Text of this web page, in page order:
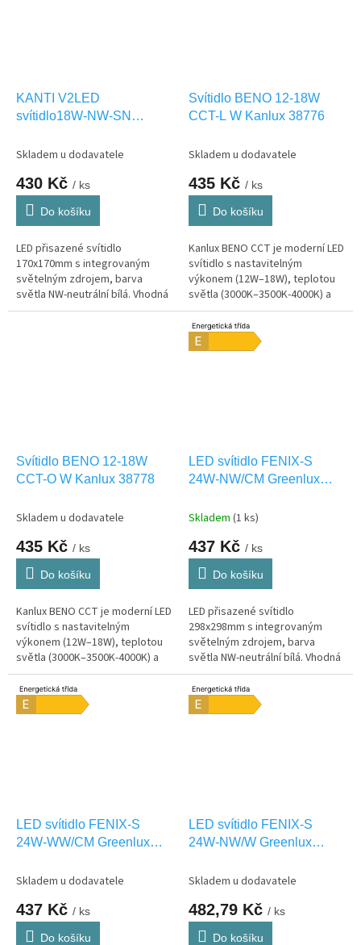
KANTI V2LED
svítidlo18W-NW-SN
Skladem u dodavatele
430 Kč / ks
Do košíku
LED přisazené svítidlo
170x170mm s integrovaným
světelným zdrojem, barva
světla NW-neutrální bílá. Vhodná
pouze pro INTERIEROVÉ
Svítidlo BENO 12-18W
CCT-L W Kanlux 38776
Skladem u dodavatele
435 Kč / ks
Do košíku
Kanlux BENO CCT je moderní LED
svítidlo s nastavitelným
výkonem (12W–18W), teplotou
světla (3000K–3500K-4000K) a
vysokou odolností (IP65). Ideální
pro interiér i exteriér,...
Svítidlo BENO 12-18W
CCT-O W Kanlux 38778
Skladem u dodavatele
435 Kč / ks
Do košíku
Kanlux BENO CCT je moderní LED
svítidlo s nastavitelným
výkonem (12W–18W), teplotou
světla (3000K–3500K-4000K) a
vysokou odolností (IP65). Ideální
pro interiér i exteriér,...
LED svítidlo FENIX-S
24W-NW/CM Greenlux
Skladem (1 ks)
437 Kč / ks
Do košíku
LED přisazené svítidlo
298x298mm s integrovaným
světelným zdrojem, barva
světla NW-neutrální bílá. Vhodná
pouze pro INTERIEROVÉ
osvětlení IP20
LED svítidlo FENIX-S
24W-WW/CM Greenlux
Skladem u dodavatele
437 Kč / ks
Do košíku
LED svítidlo FENIX-S
24W-NW/W Greenlux
Skladem u dodavatele
482,79 Kč / ks
Do košíku